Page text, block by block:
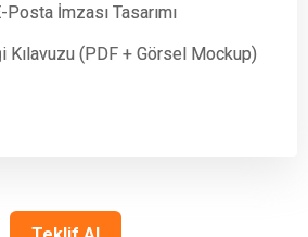
Posta İmzası Tasarımı
Kılavuzu (PDF + Görsel Mockup)